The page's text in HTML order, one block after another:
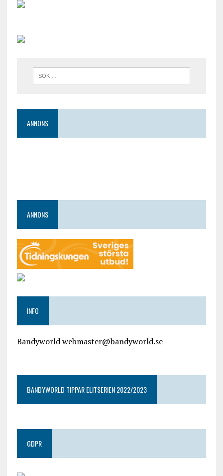
ANNONS
ANNONS
INFO
Bandyworld webmaster@bandyworld.se
BANDYWORLD TIPPAR ELITSERIEN 2022/2023
GDPR